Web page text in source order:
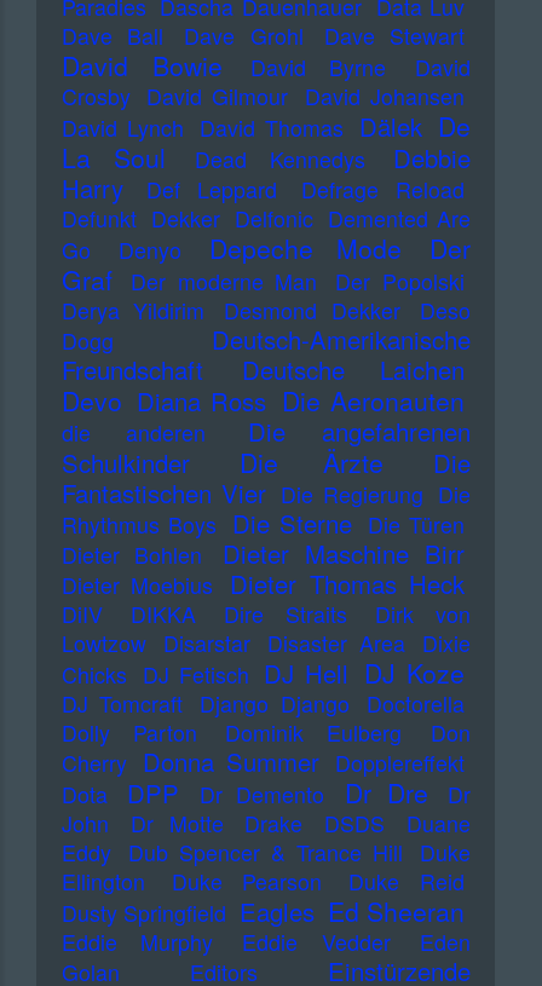
Paradies Dascha Dauenhauer Data Luv
Dave Ball
Dave Grohl Dave Stewart
David Bowie David Byrne
David
Crosby David Gilmour David Johansen
David Lynch David Thomas Dälek De
La Soul
Dead Kennedys
Debbie
Harry
Def Leppard
Defrage Reload
Defunkt Dekker Delfonic Demented Are
Go
Denyo Depeche Mode
Der
Graf
Der moderne Man
Der Popolski
Derya Yildirim
Desmond Dekker
Deso
Dogg
Deutsch-Amerikanische
Freundschaft
Deutsche Laichen
Devo Diana Ross Die Aeronauten
die anderen
Die angefahrenen
Schulkinder
Die Ärzte
Die
Fantastischen Vier Die Regierung Die
Rhythmus Boys Die Sterne Die Türen
Dieter Bohlen
Dieter Maschine Birr
Dieter Moebius Dieter Thomas Heck
DiIV DIKKA Dire Straits
Dirk von
Lowtzow
Disarstar Disaster Area
Dixie
Chicks DJ Fetisch DJ Hell DJ Koze
DJ Tomcraft Django Django
Doctorella
Dolly Parton
Dominik Eulberg
Don
Cherry Donna Summer Dopplereffekt
Dota
DPP Dr Demento Dr Dre
Dr
John
Dr Motte Drake DSDS
Duane
Eddy
Dub Spencer & Trance Hill
Duke
Ellington
Duke Pearson
Duke Reid
Dusty Springfield Eagles Ed Sheeran
Eddie Murphy Eddie Vedder
Eden
Golan
Editors
Einstürzende